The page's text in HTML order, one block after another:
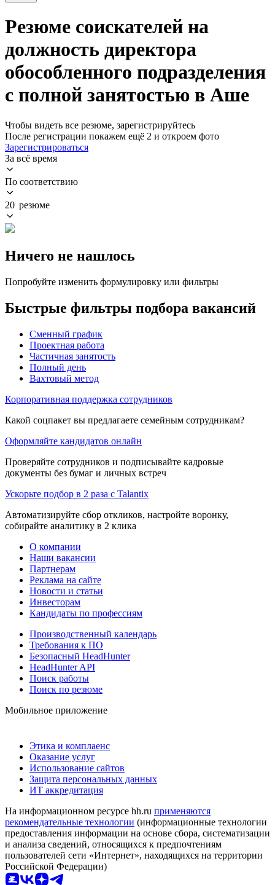
Резюме соискателей на
должность директора
обособленного подразделения
с полной занятостью в Аше
Чтобы видеть все резюме, зарегистрируйтесь
После регистрации покажем ещё 2 и откроем фото
Зарегистрироваться
За всё время
По соответствию
20 резюме
Ничего не нашлось
Попробуйте изменить формулировку или фильтры
Быстрые фильтры подбора вакансий
Сменный график
Проектная работа
Частичная занятость
Полный день
Вахтовый метод
Корпоративная поддержка сотрудников
Какой соцпакет вы предлагаете семейным сотрудникам?
Оформляйте кандидатов онлайн
Проверяйте сотрудников и подписывайте кадровые
документы без бумаг и личных встреч
Ускорьте подбор в 2 раза с Talantix
Автоматизируйте сбор откликов, настройте воронку,
собирайте аналитику в 2 клика
О компании
Наши вакансии
Партнерам
Реклама на сайте
Новости и статьи
Инвесторам
Кандидаты по профессиям
Производственный календарь
Требования к ПО
Безопасный HeadHunter
HeadHunter API
Поиск работы
Поиск по резюме
Мобильное приложение
Этика и комплаенс
Оказание услуг
Использование сайтов
Защита персональных данных
ИТ аккредитация
На информационном ресурсе hh.ru применяются
рекомендательные технологии (информационные технологии
предоставления информации на основе сбора, систематизации
и анализа сведений, относящихся к предпочтениям
пользователей сети «Интернет», находящихся на территории
Российской Федерации)